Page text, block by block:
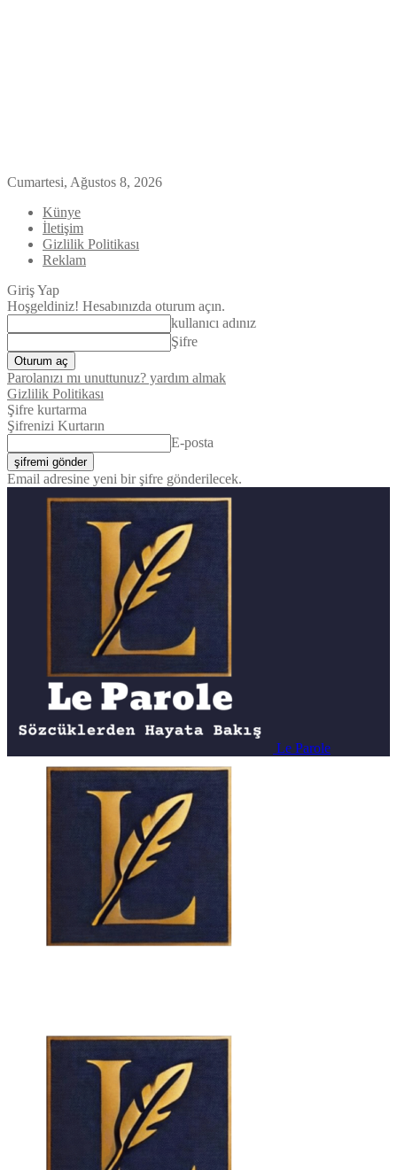
Cumartesi, Ağustos 8, 2026
Künye
İletişim
Gizlilik Politikası
Reklam
Giriş Yap
Hoşgeldiniz! Hesabınızda oturum açın.
kullanıcı adınız
Şifre
Parolanızı mı unuttunuz? yardım almak
Gizlilik Politikası
Şifre kurtarma
Şifrenizi Kurtarın
E-posta
Email adresine yeni bir şifre gönderilecek.
Le Parole